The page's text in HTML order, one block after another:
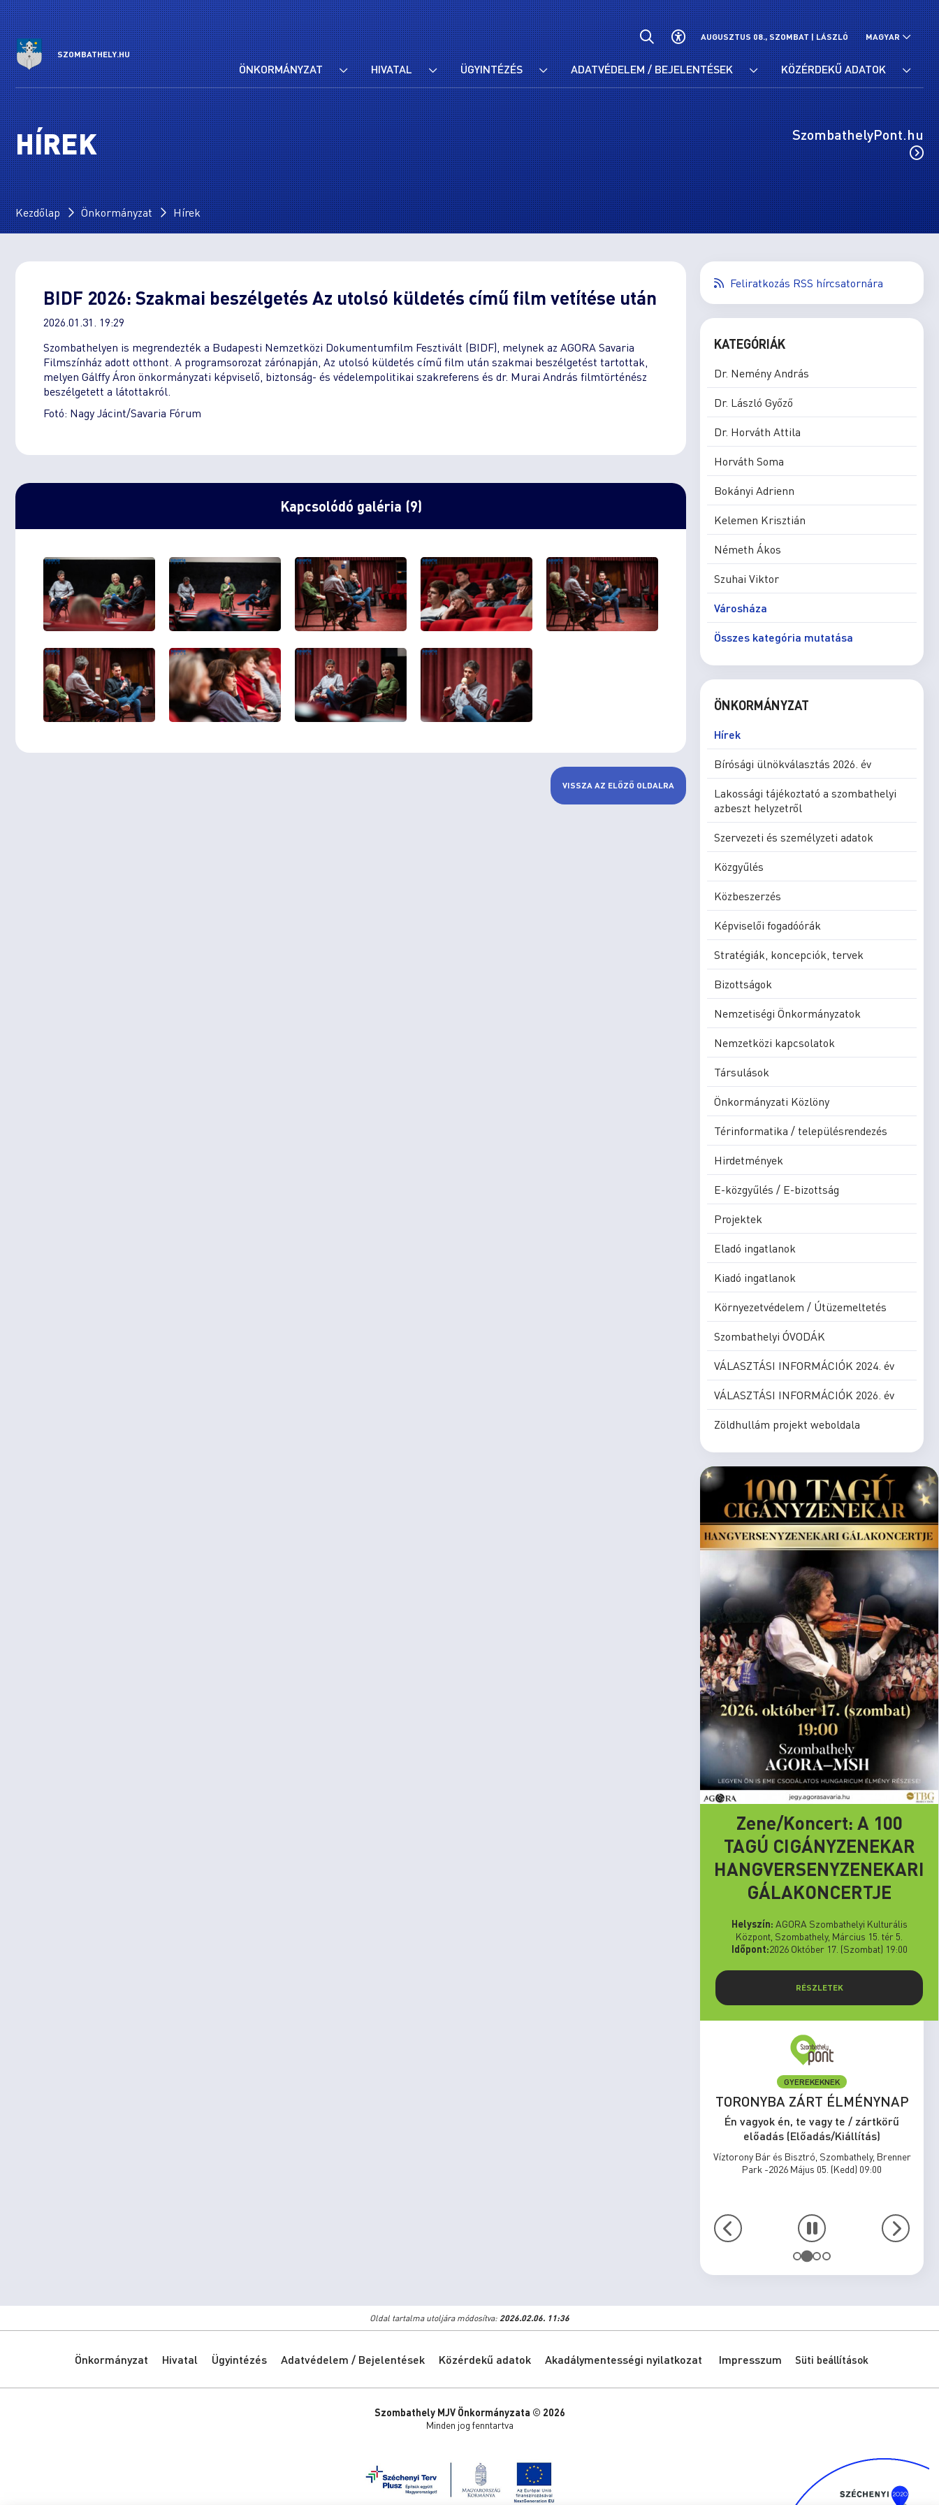
SZOMBATHELY.HU
AUGUSZTUS 08., SZOMBAT |LÁSZLÓ MAGYAR
ÖNKORMÁNYZAT HIVATAL ÜGYINTÉZÉS ADATVÉDELEM / BEJELENTÉSEK KÖZÉRDEKŰ ADATOK
HÍREK SzombathelyPont.hu
Kezdőlap Önkormányzat Hírek
BIDF 2026: Szakmai beszélgetés Az utolsó küldetés című film vetítése után
2026.01.31. 19:29
Szombathelyen is megrendezték a Budapesti Nemzetközi Dokumentumfilm Fesztivált (BIDF), melynek az AGORA Savaria
Filmszínház adott otthont. A programsorozat zárónapján, Az utolsó küldetés című film után szakmai beszélgetést tartottak,
melyen Gálffy Áron önkormányzati képviselő, biztonság- és védelempolitikai szakreferens és dr. Murai András filmtörténész
beszélgetett a látottakról.
Fotó: Nagy Jácint/Savaria Fórum
Kapcsolódó galéria (9)
VISSZA AZ ELŐZŐ OLDALRA
Feliratkozás RSS hírcsatornára
KATEGÓRIÁK
Dr. Nemény András
Dr. László Győző
Dr. Horváth Attila
Horváth Soma
Bokányi Adrienn
Kelemen Krisztián
Németh Ákos
Szuhai Viktor
Városháza
Összes kategória mutatása
ÖNKORMÁNYZAT
Hírek
Bírósági ülnökválasztás 2026. év
Lakossági tájékoztató a szombathelyi
azbeszt helyzetről
Szervezeti és személyzeti adatok
Közgyűlés
Közbeszerzés
Képviselői fogadóórák
Stratégiák, koncepciók, tervek
Bizottságok
Nemzetiségi Önkormányzatok
Nemzetközi kapcsolatok
Társulások
Önkormányzati Közlöny
Térinformatika / településrendezés
Hirdetmények
E-közgyűlés / E-bizottság
Projektek
Eladó ingatlanok
Kiadó ingatlanok
Környezetvédelem / Útüzemeltetés
Szombathelyi ÓVODÁK
VÁLASZTÁSI INFORMÁCIÓK 2024. év
VÁLASZTÁSI INFORMÁCIÓK 2026. év
Zöldhullám projekt weboldala
Zene/Koncert: A 100
TAGÚ CIGÁNYZENEKAR
HANGVERSENYZENEKARI
GÁLAKONCERTJE
Helyszín: AGORA Szombathelyi Kulturális
Központ, Szombathely, Március 15. tér 5.
Időpont:2026 Október 17. (Szombat) 19:00
RÉSZLETEK
GYEREKEKNEK
TORONYBA ZÁRT ÉLMÉNYNAP
Én vagyok én, te vagy te / zártkörű
előadás (Előadás/Kiállítás)
Víztorony Bár és Bisztró, Szombathely, Brenner
Park -2026 Május 05. (Kedd) 09:00
Oldal tartalma utoljára módosítva: 2026.02.06. 11:36
Önkormányzat Hivatal Ügyintézés Adatvédelem / Bejelentések Közérdekű adatok Akadálymentességi nyilatkozat Impresszum Süti beállítások
Szombathely MJV Önkormányzata © 2026
Minden jog fenntartva